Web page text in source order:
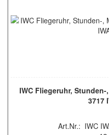
IWC Fliegeruhr,
3717
Art.Nr.: IWC